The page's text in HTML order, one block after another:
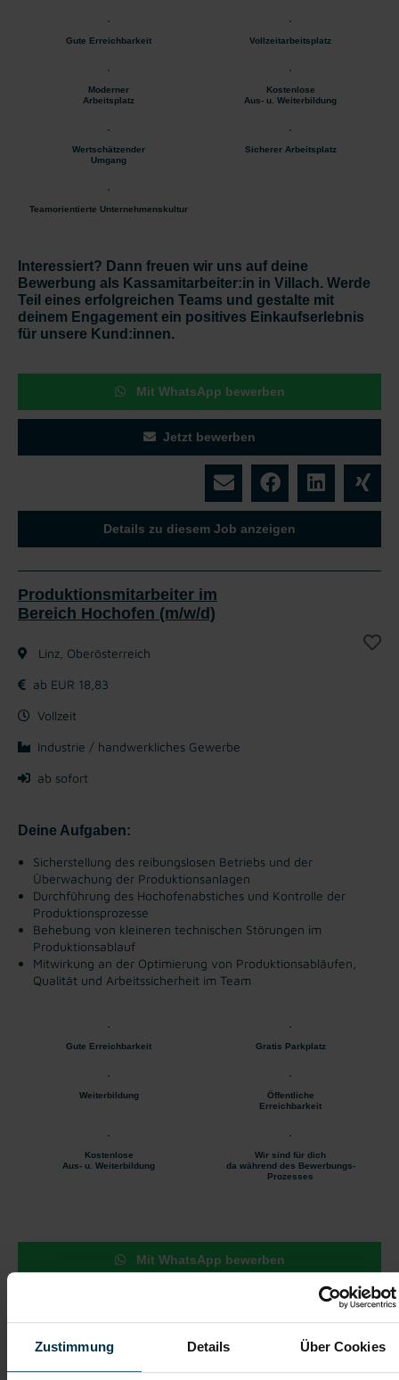
Zustimmung Details Über Cookies
Gute Erreichbarkeit Vollzeitarbeitsplatz
Moderner
Arbeitsplatz
Kostenlose
Aus- u. Weiterbildung
Wertschätzender
Umgang
Sicherer Arbeitsplatz
Teamorientierte Unternehmenskultur
Interessiert? Dann freuen wir uns auf deine
Bewerbung als Kassamitarbeiter:in in Villach. Werde
Teil eines erfolgreichen Teams und gestalte mit
deinem Engagement ein positives Einkaufserlebnis
für unsere Kund:innen.
Mit WhatsApp bewerben
Jetzt bewerben
Details zu diesem Job anzeigen
Produktionsmitarbeiter im
Bereich Hochofen (m/w/d)
Linz, Oberösterreich
ab EUR 18,83
Vollzeit
Industrie / handwerkliches Gewerbe
ab sofort
Deine Aufgaben:
Sicherstellung des reibungslosen Betriebs und der
Überwachung der Produktionsanlagen
Durchführung des Hochofenabstiches und Kontrolle der
Produktionsprozesse
Behebung von kleineren technischen Störungen im
Produktionsablauf
Mitwirkung an der Optimierung von Produktionsabläufen,
Qualität und Arbeitssicherheit im Team
Gute Erreichbarkeit Gratis Parkplatz
Weiterbildung
Öffentliche
Erreichbarkeit
Kostenlose
Aus- u. Weiterbildung
Wir sind für dich
da während des Bewerbungs-
Prozesses
Mit WhatsApp bewerben